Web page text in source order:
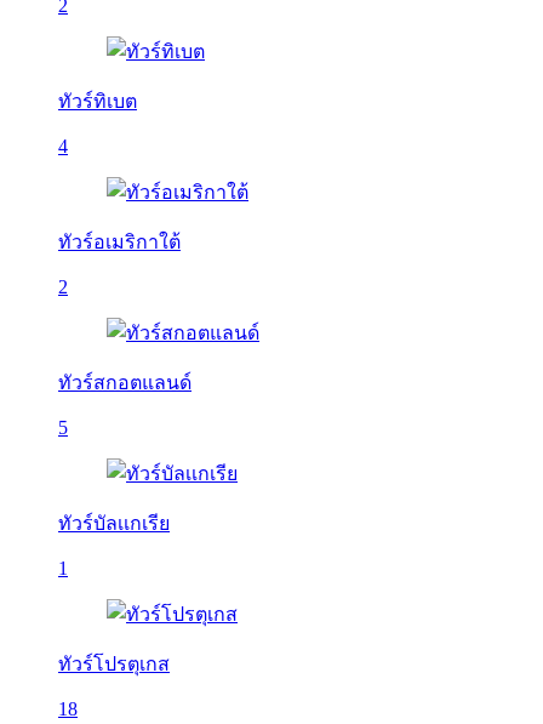
2
ทัวร์ทิเบต
4
ทัวร์อเมริกาใต้
2
ทัวร์สกอตแลนด์
5
ทัวร์บัลเเกเรีย
1
ทัวร์โปรตุเกส
18